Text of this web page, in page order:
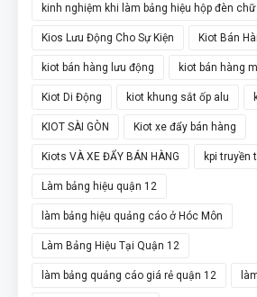
kinh nghiệm khi làm bảng hiệu hộp đèn chữ
Kios Lưu Động Cho Sự Kiện Kiot Bán
kiot bán hàng lưu động kiot bán hàng
Kiot Di Động kiot khung sắt ốp alu
KIOT SÀI GÒN Kiot xe đẩy bán hàng
Kiots VÀ XE ĐẨY BÁN HÀNG kpi truyền
Làm bảng hiệu quận 12
làm bảng hiệu quảng cáo ở Hóc Môn
Làm Bảng Hiệu Tại Quận 12
làm bảng quảng cáo giá rẻ quận 12